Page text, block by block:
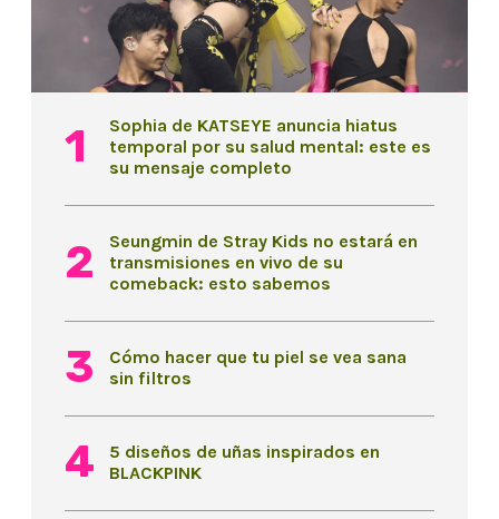
Sophia de KATSEYE anuncia hiatus
temporal por su salud mental: este es
su mensaje completo
Seungmin de Stray Kids no estará en
transmisiones en vivo de su
comeback: esto sabemos
Cómo hacer que tu piel se vea sana
sin filtros
5 diseños de uñas inspirados en
BLACKPINK